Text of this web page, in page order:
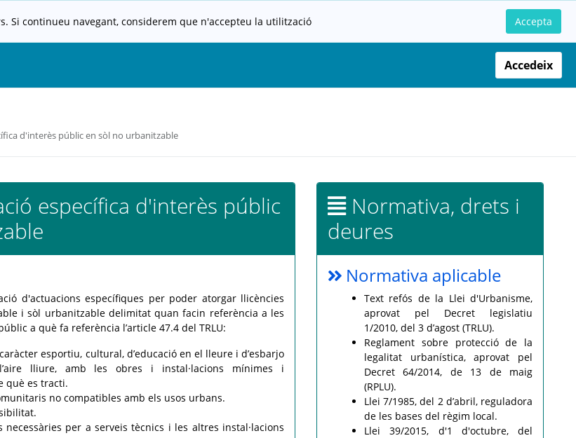
Si continueu navegant, considerem que n'accepteu la utilització Accepta
Accedeix
d'interès públic en sòl no urbanitzable
específica d'interès públic
d'actuacions específiques per poder atorgar llicències
i sòl urbanitzable delimitat quan facin referència a les
a què fa referència l’article 47.4 del TRLU:
esportiu, cultural, d’educació en el lleure i d’esbarjo
lliure, amb les obres i instal·lacions mínimes i
què es tracti.
no compatibles amb els usos urbans.
necessàries per a serveis tècnics i les altres instal·lacions
Normativa, drets i
deures
Normativa aplicable
Text refós de la Llei d'Urbanisme,
aprovat pel Decret legislatiu
1/2010, del 3 d’agost (TRLU).
Reglament sobre protecció de la
legalitat urbanística, aprovat pel
Decret 64/2014, de 13 de maig
(RPLU).
Llei 7/1985, del 2 d’abril, reguladora
de les bases del règim local.
Llei 39/2015, d'1 d'octubre, del